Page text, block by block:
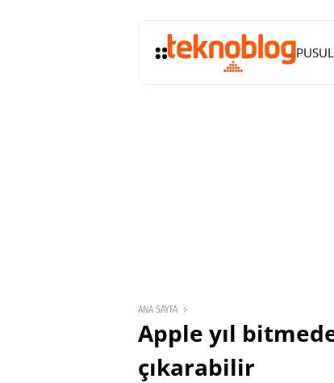
ANA SAYFA
Apple yıl
çıkarabilir